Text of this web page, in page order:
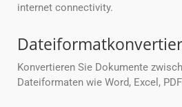
internet connectivity.
Konvertieren Sie Dokumente
Dateiformaten wie Word, Excel,